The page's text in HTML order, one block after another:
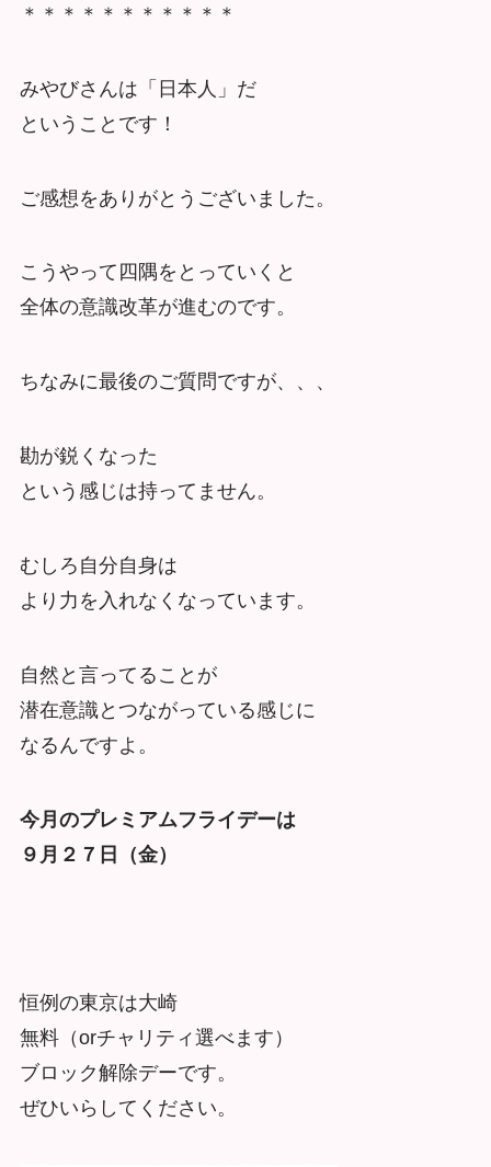
＊＊＊＊＊＊＊＊＊＊＊
みやびさんは「日本人」だ
ということです！
ご感想をありがとうございました。
こうやって四隅をとっていくと
全体の意識改革が進むのです。
ちなみに最後のご質問ですが、、、
勘が鋭くなった
という感じは持ってません。
むしろ自分自身は
より力を入れなくなっています。
自然と言ってることが
潜在意識とつながっている感じに
なるんですよ。
今月のプレミアムフライデーは
９月２７日（金）
恒例の東京は大崎
無料（orチャリティ選べます）
ブロック解除デーです。
ぜひいらしてください。